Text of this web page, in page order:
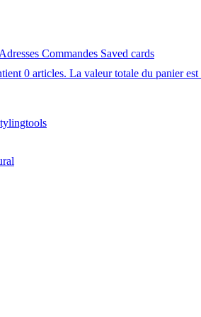
Adresses Commandes Saved cards
0 articles. La valeur totale du panier est